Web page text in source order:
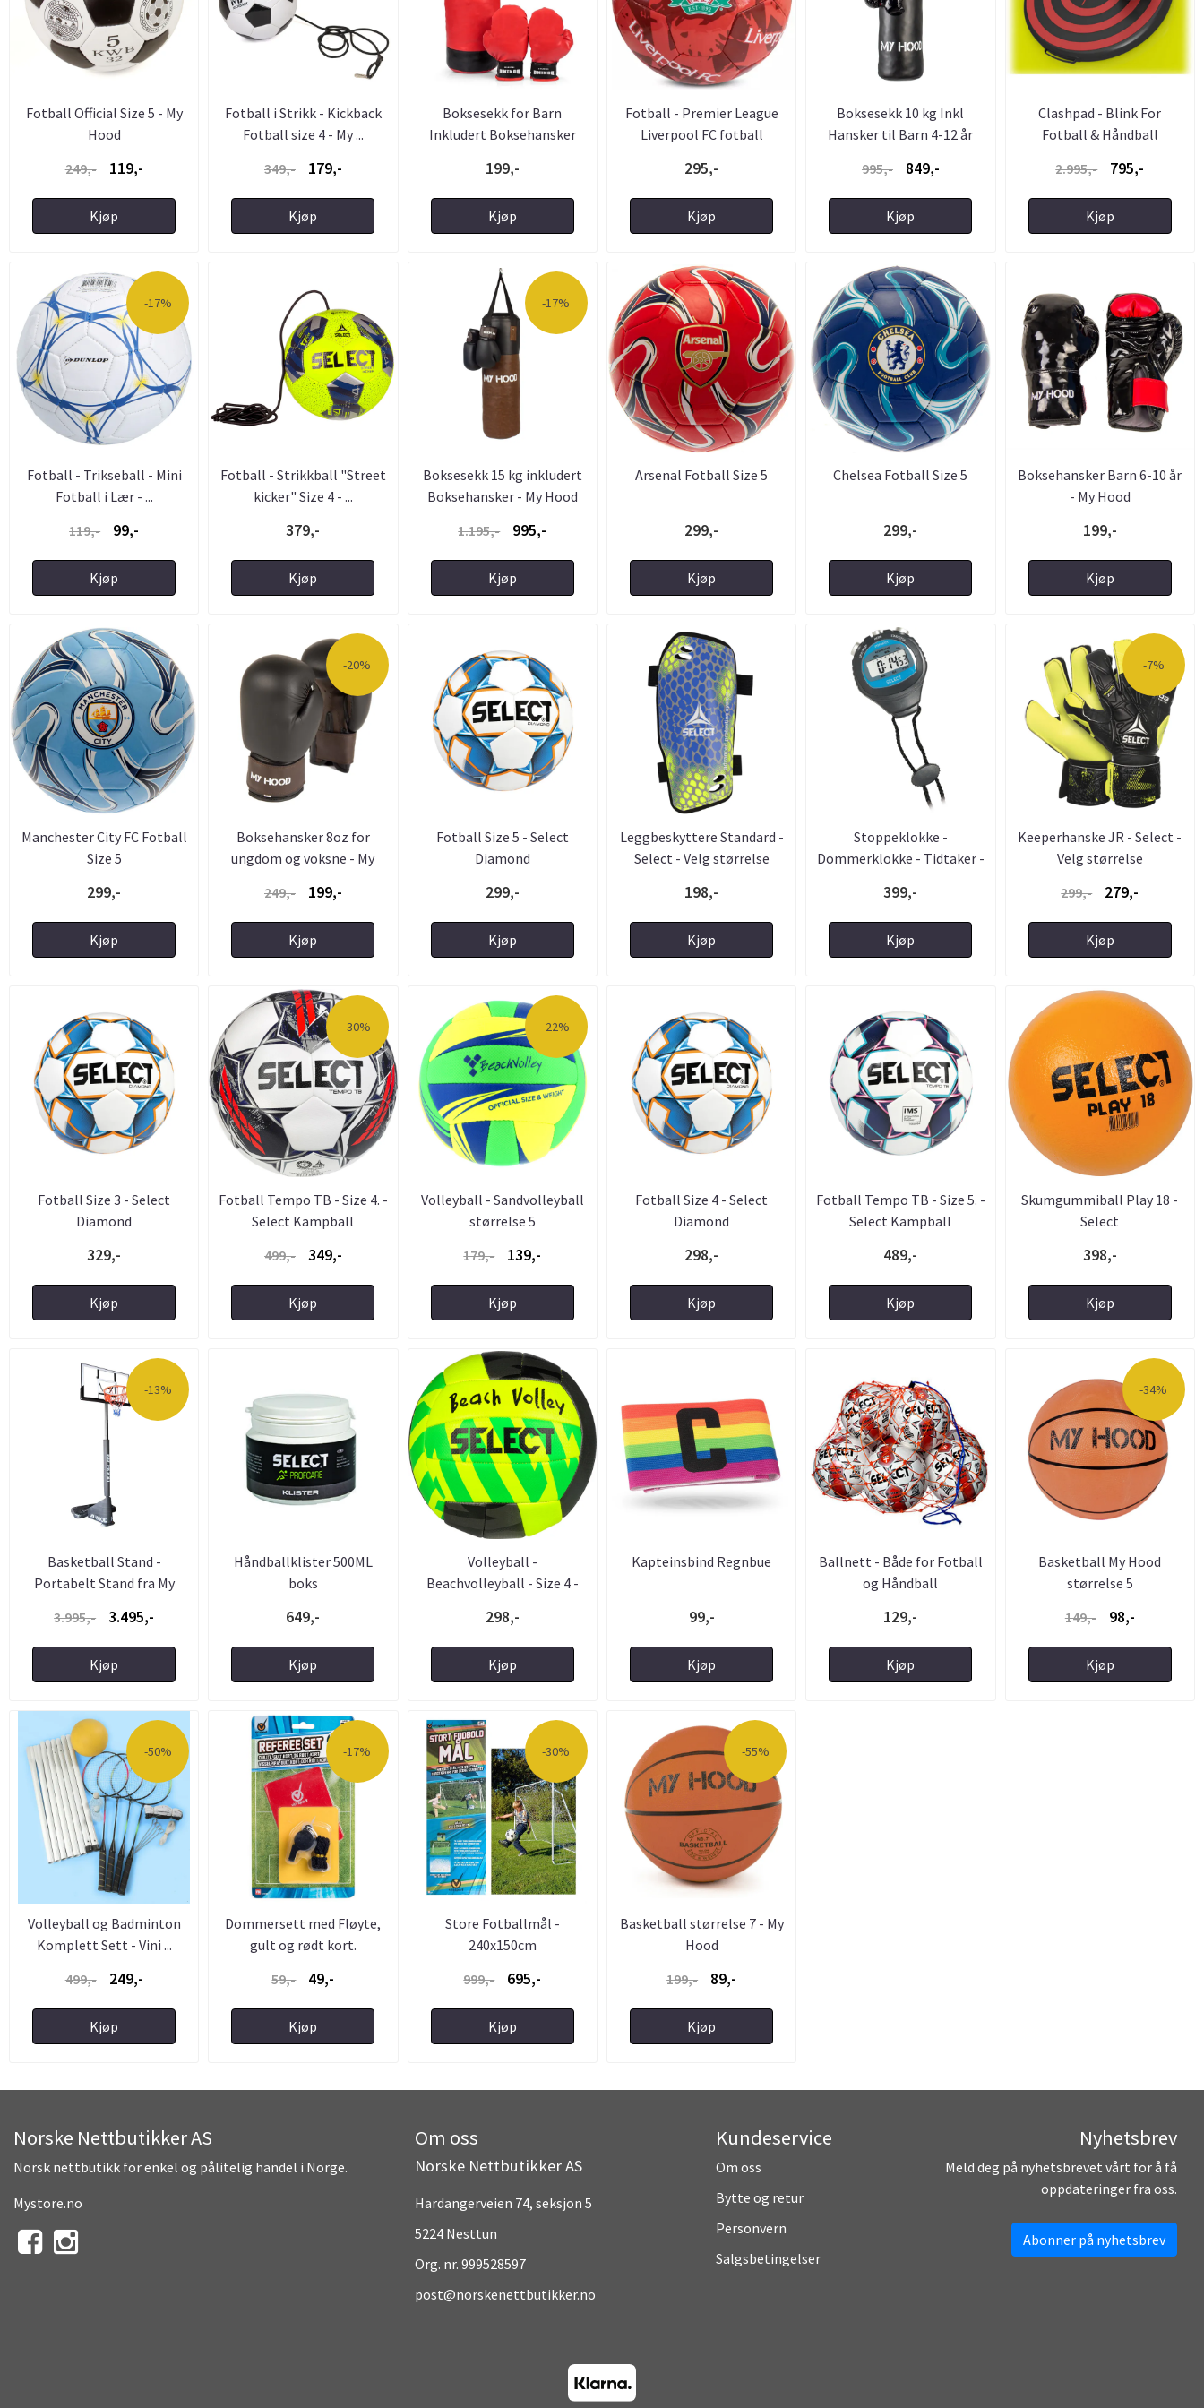
Fotball Official Size 5 - My
Hood
249,-
119,-
Kjøp
Fotball i Strikk - Kickback
Fotball size 4 - My ...
349,-
179,-
Kjøp
Boksesekk for Barn
Inkludert Boksehansker
199,-
Kjøp
Fotball - Premier League
Liverpool FC fotball
295,-
Kjøp
Boksesekk 10 kg Inkl
Hansker til Barn 4-12 år
995,-
849,-
Kjøp
Clashpad - Blink For
Fotball & Håndball
2.995,-
795,-
Kjøp
-17%
Fotball - Trikseball - Mini
Fotball i Lær - ...
119,-
99,-
Kjøp
Fotball - Strikkball "Street
kicker" Size 4 - ...
379,-
Kjøp
-17%
Boksesekk 15 kg inkludert
Boksehansker - My Hood
1.195,-
995,-
Kjøp
Arsenal Fotball Size 5
299,-
Kjøp
Chelsea Fotball Size 5
299,-
Kjøp
Boksehansker Barn 6-10 år
- My Hood
199,-
Kjøp
Manchester City FC Fotball
Size 5
299,-
Kjøp
-20%
Boksehansker 8oz for
ungdom og voksne - My
249,- 199,-
Kjøp
Fotball Size 5 - Select
Diamond
299,-
Kjøp
Leggbeskyttere Standard -
Select - Velg størrelse
198,-
Kjøp
Stoppeklokke -
Dommerklokke - Tidtaker -
399,-
Kjøp
-7%
Keeperhanske JR - Select -
Velg størrelse
299,-
279,-
Kjøp
Fotball Size 3 - Select
Diamond
329,-
Kjøp
-30%
Fotball Tempo TB - Size 4. -
Select Kampball
499,-
349,-
Kjøp
-22%
Volleyball - Sandvolleyball
størrelse 5
179,-
139,-
Kjøp
Fotball Size 4 - Select
Diamond
298,-
Kjøp
Fotball Tempo TB - Size 5. -
Select Kampball
489,-
Kjøp
Skumgummiball Play 18 -
Select
398,-
Kjøp
-13%
Basketball Stand -
Portabelt Stand fra My
3.995,- 3.495,-
Kjøp
Håndballklister 500ML
boks
649,-
Kjøp
Volleyball -
Beachvolleyball - Size 4 -
298,-
Kjøp
Kapteinsbind Regnbue
99,-
Kjøp
Ballnett - Både for Fotball
og Håndball
129,-
Kjøp
-34%
Basketball My Hood
størrelse 5
149,-
98,-
Kjøp
-50%
Volleyball og Badminton
Komplett Sett - Vini ...
499,-
249,-
Kjøp
-17%
Dommersett med Fløyte,
gult og rødt kort.
59,-
49,-
Kjøp
-30%
Store Fotballmål -
240x150cm
999,-
695,-
Kjøp
-55%
Basketball størrelse 7 - My
Hood
199,-
89,-
Kjøp
Norske Nettbutikker AS
Norsk nettbutikk for enkel og pålitelig handel i Norge.
Mystore.no
Om oss
Norske Nettbutikker AS
Hardangerveien 74, seksjon 5
5224 Nesttun
Org. nr. 999528597
post@norskenettbutikker.no
Kundeservice
Om oss
Bytte og retur
Personvern
Salgsbetingelser
Nyhetsbrev
Meld deg på nyhetsbrevet vårt for å få
oppdateringer fra oss.
Abonner på nyhetsbrev